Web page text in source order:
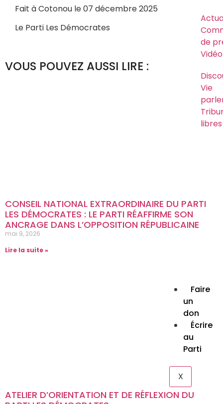
de
Vidéo
Vie
libres
met
Faire
un
don
Écrire
au
Parti
X
Fait à Cotonou le 07 décembre 2025
Le Parti Les Démocrates
VOUS POUVEZ AUSSI LIRE :
CONSEIL NATIONAL EXTRAORDINAIRE DU PARTI
LES DÉMOCRATES : LE PARTI RÉAFFIRME SON
ANCRAGE DANS L’OPPOSITION RÉPUBLICAINE
mai 9, 2026
Lire la suite »
ATELIER D’ORIENTATION ET DE RÉFLEXION DU